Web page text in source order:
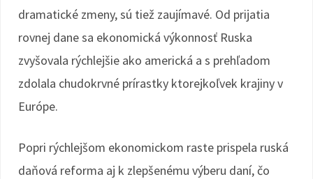
dramatické zmeny, sú tiež zaujímavé. Od prijatia
rovnej dane sa ekonomická výkonnosť Ruska
zvyšovala rýchlejšie ako americká a s prehľadom
zdolala chudokrvné prírastky ktorejkoľvek krajiny v
Európe.
Popri rýchlejšom ekonomickom raste prispela ruská
daňová reforma aj k zlepšenému výberu daní, čo